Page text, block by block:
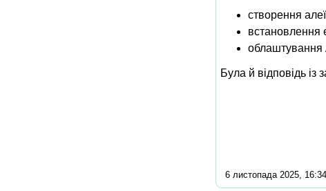
створення
встановлення
облаштування
Була й відповідь із
6 листопада 2025, 16:34